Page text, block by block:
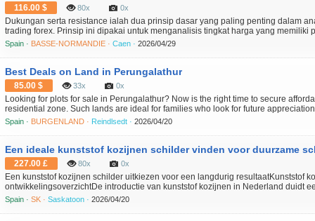
116.00 $ 80x 0x
Dukungan serta resistance ialah dua prinsip dasar yang paling penting dalam
trading forex. Prinsip ini dipakai untuk menganalisis tingkat harga yang memiliki
pasar. Dalam artikel berikut, kita akan mengkaji mengenai artian support
Spain · BASSE-NORMANDIE · Caen · 2026/04/29
Best Deals on Land in Perungalathur
85.00 $ 33x 0x
Looking for plots for sale in Perungalathur? Now is the right time to secure
residential zone. Such lands are ideal for families who look for future
near essential amenities and daily conveniences. This locality is known for its
Spain · BURGENLAND · Reindlsedt · 2026/04/20
Een ideale kunststof kozijnen schilder vinden voor duurzame
227.00 £ 80x 0x
Een kunststof kozijnen schilder uitkiezen voor een langdurig resultaatKunststof
ontwikkelingsoverzichtDe introductie van kunststof kozijnen in Nederland duidt
renovatietechnieken, gedreven door de vraag naar onderhoudsarme en
het e...
Spain · SK · Saskatoon · 2026/04/20